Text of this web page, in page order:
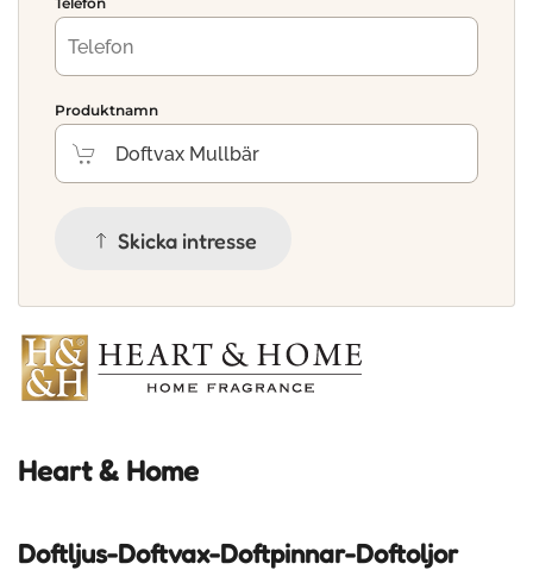
Produktnamn
Skicka intresse
Heart & Home
Doftljus-Doftvax-Doftpinnar-Doftoljor